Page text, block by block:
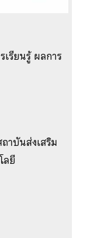
รียนรู้ ผลการ
าบันส่งเสริม
ลยี